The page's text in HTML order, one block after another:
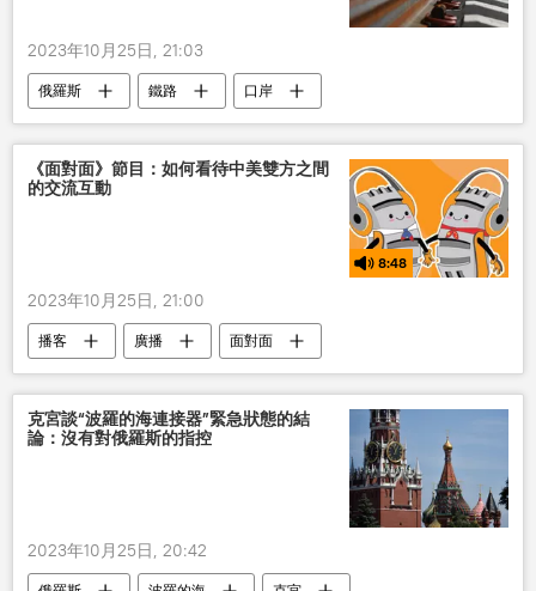
2023年10月25日, 21:03
俄羅斯 鐵路 口岸
《面對面》節目：如何看待中美雙方之間
的交流互動
8:48
2023年10月25日, 21:00
播客 廣播 面對面
克宮談“波羅的海連接器”緊急狀態的結
論：沒有對俄羅斯的指控
2023年10月25日, 20:42